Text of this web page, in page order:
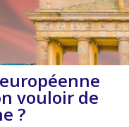
vouloir de
?